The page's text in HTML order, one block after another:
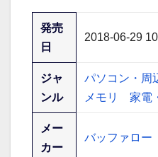
発売
日
2018-06-29
ジャ
ンル
パソコン・周
メモリ
家電
メー
カー
バッファロー